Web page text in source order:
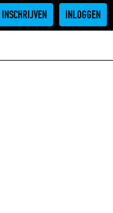
INSCHRIJVEN INLOGGEN